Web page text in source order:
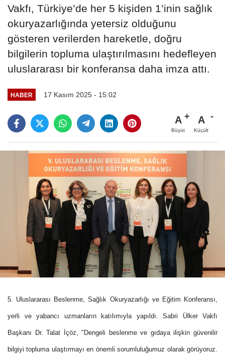
Vakfı, Türkiye’de her 5 kişiden 1’inin sağlık
okuryazarlığında yetersiz olduğunu
gösteren verilerden hareketle, doğru
bilgilerin topluma ulaştırılmasını hedefleyen
uluslararası bir konferansa daha imza attı.
HABER 17 Kasım 2025 - 15:02
A
Büyüt
A
Küçült
5. Uluslararası Beslenme, Sağlık Okuryazarlığı ve Eğitim Konferansı,
yerli ve yabancı uzmanların katılımıyla yapıldı. Sabri Ülker Vakfı
Başkanı Dr. Talat İçöz, "Dengeli beslenme ve gıdaya ilişkin güvenilir
bilgiyi topluma ulaştırmayı en önemli sorumluluğumuz olarak görüyoruz.